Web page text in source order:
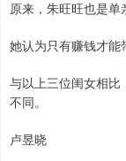
原来，朱旺旺也是单
她认为只有赚钱才能
与以上三位闺女相比
不同。
卢昱晓